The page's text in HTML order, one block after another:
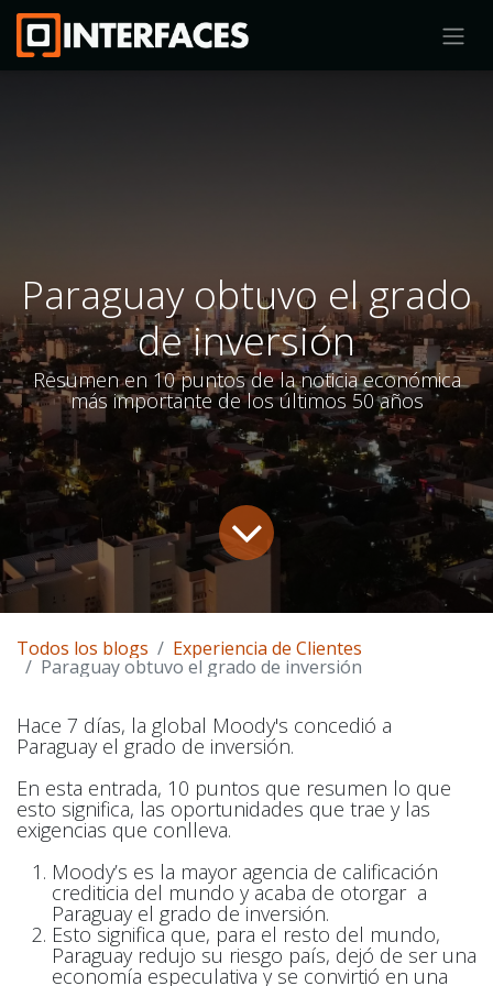
Paraguay obtuvo el grado
de inversión
Resumen en 10 puntos de la noticia económica
más importante de los últimos 50 años
Todos los blogs Experiencia de Clientes
Paraguay obtuvo el grado de inversión
Hace 7 días, la global Moody's concedió a
Paraguay el grado de inversión.
En esta entrada, 10 puntos que resumen lo que
esto significa, las oportunidades que trae y las
exigencias que conlleva.
Moody’s es la mayor agencia de calificación
crediticia del mundo y acaba de otorgar a
Paraguay el grado de inversión.
Esto significa que, para el resto del mundo,
Paraguay redujo su riesgo país, dejó de ser una
economía especulativa y se convirtió en una